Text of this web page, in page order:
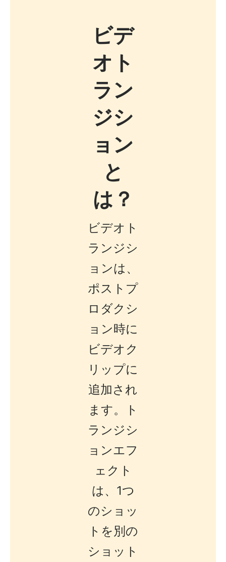
ビデ
オト
ラン
ジシ
ョン
と
は？
ビデオト
ランジシ
ョンは、
ポストプ
ロダクシ
ョン時に
ビデオク
リップに
追加され
ます。ト
ランジシ
ョンエフ
ェクト
は、1つ
のショッ
トを別の
ショット